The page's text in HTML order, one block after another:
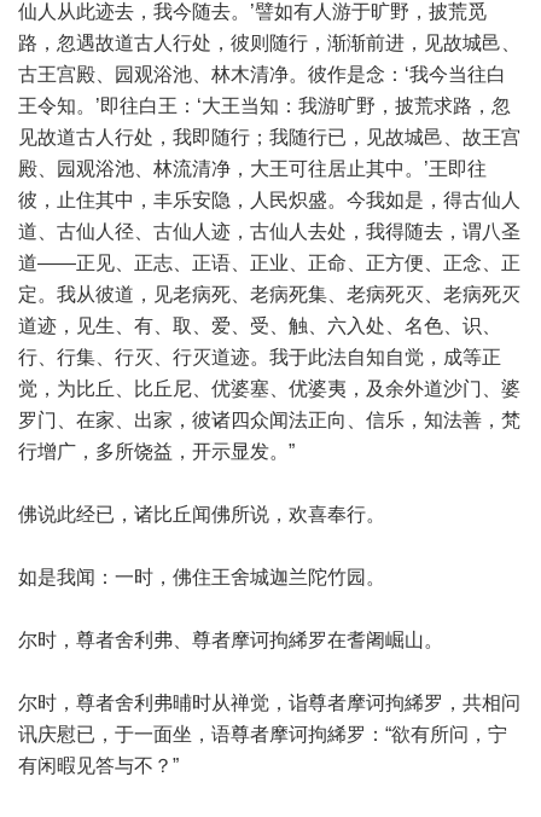
仙人从此迹去，我今随去。’譬如有人游于旷野，披荒觅
路，忽遇故道古人行处，彼则随行，渐渐前进，见故城邑、
古王宫殿、园观浴池、林木清净。彼作是念：‘我今当往白
王令知。’即往白王：‘大王当知：我游旷野，披荒求路，忽
见故道古人行处，我即随行；我随行已，见故城邑、故王宫
殿、园观浴池、林流清净，大王可往居止其中。’王即往
彼，止住其中，丰乐安隐，人民炽盛。今我如是，得古仙人
道、古仙人径、古仙人迹，古仙人去处，我得随去，谓八圣
道——正见、正志、正语、正业、正命、正方便、正念、正
定。我从彼道，见老病死、老病死集、老病死灭、老病死灭
道迹，见生、有、取、爱、受、触、六入处、名色、识、
行、行集、行灭、行灭道迹。我于此法自知自觉，成等正
觉，为比丘、比丘尼、优婆塞、优婆夷，及余外道沙门、婆
罗门、在家、出家，彼诸四众闻法正向、信乐，知法善，梵
行增广，多所饶益，开示显发。”
佛说此经已，诸比丘闻佛所说，欢喜奉行。
如是我闻：一时，佛住王舍城迦兰陀竹园。
尔时，尊者舍利弗、尊者摩诃拘絺罗在耆阇崛山。
尔时，尊者舍利弗晡时从禅觉，诣尊者摩诃拘絺罗，共相问
讯庆慰已，于一面坐，语尊者摩诃拘絺罗：“欲有所问，宁
有闲暇见答与不？”